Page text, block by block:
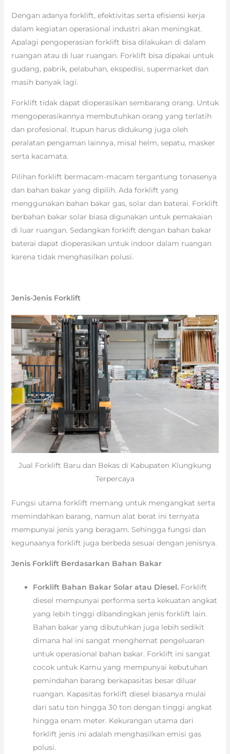
Dengan adanya forklift, efektivitas serta efisiensi kerja
dalam kegiatan operasional industri akan meningkat.
Apalagi pengoperasian forklift bisa dilakukan di dalam
ruangan atau di luar ruangan. Forklift bisa dipakai untuk
gudang, pabrik, pelabuhan, ekspedisi, supermarket dan
masih banyak lagi.
Forklift tidak dapat dioperasikan sembarang orang. Untuk
mengoperasikannya membutuhkan orang yang terlatih
dan profesional. Itupun harus didukung juga oleh
peralatan pengaman lainnya, misal helm, sepatu, masker
serta kacamata.
Pilihan forklift bermacam-macam tergantung tonasenya
dan bahan bakar yang dipilih. Ada forklift yang
menggunakan bahan bakar gas, solar dan baterai. Forklift
berbahan bakar solar biasa digunakan untuk pemakaian
di luar ruangan. Sedangkan forklift dengan bahan bakar
baterai dapat dioperasikan untuk indoor dalam ruangan
karena tidak menghasilkan polusi.
Jenis-Jenis Forklift
Jual Forklift Baru dan Bekas di Kabupaten Klungkung
Terpercaya
Fungsi utama forklift memang untuk mengangkat serta
memindahkan barang, namun alat berat ini ternyata
mempunyai jenis yang beragam. Sehingga fungsi dan
kegunaanya forklift juga berbeda sesuai dengan jenisnya.
Jenis Forklift Berdasarkan Bahan Bakar
Forklift Bahan Bakar Solar atau Diesel. Forklift
diesel mempunyai performa serta kekuatan angkat
yang lebih tinggi dibandingkan jenis forklift lain.
Bahan bakar yang dibutuhkan juga lebih sedikit
dimana hal ini sangat menghemat pengeluaran
untuk operasional bahan bakar. Forklift ini sangat
cocok untuk Kamu yang mempunyai kebutuhan
pemindahan barang berkapasitas besar diluar
ruangan. Kapasitas forklift diesel biasanya mulai
dari satu ton hingga 30 ton dengan tinggi angkat
hingga enam meter. Kekurangan utama dari
forklift jenis ini adalah menghasilkan emisi gas
polusi.